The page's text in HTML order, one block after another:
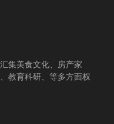
集美食文化、房产家
教育科研、等多方面权